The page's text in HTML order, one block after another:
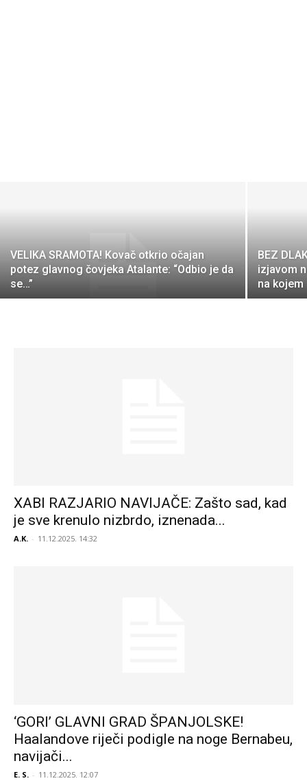
VELIKA SRAMOTA! Kovač otkrio očajan
potez glavnog čovjeka Atalante: “Odbio je da
se…”
BEZ
izjavom
na kojem
XABI RAZJARIO NAVIJAČE: Zašto sad, kad
je sve krenulo nizbrdo, iznenada...
A.K. - 11.12.2025. 14:32
‘GORI’ GLAVNI GRAD ŠPANJOLSKE!
Haalandove riječi podigle na noge Bernabeu,
navijači...
E. S. - 11.12.2025. 12:07